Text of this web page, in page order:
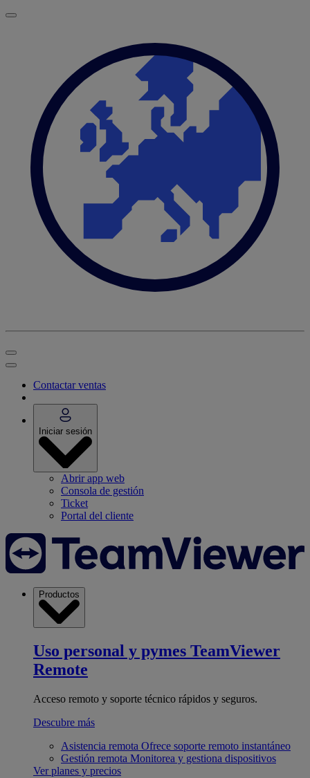
Contactar ventas
Iniciar sesión
Abrir app web
Consola de gestión
Ticket
Portal del cliente
Productos
Uso personal y pymes TeamViewer
Remote
Acceso remoto y soporte técnico rápidos y seguros.
Descubre más
Asistencia remota Ofrece soporte remoto instantáneo
Gestión remota Monitorea y gestiona dispositivos
Ver planes y precios